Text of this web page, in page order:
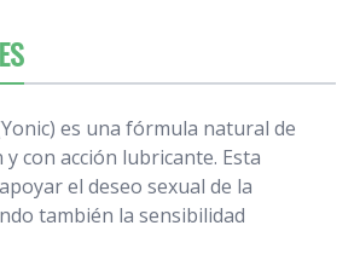
es una fórmula natural de
con acción lubricante. Esta
el deseo sexual de la
también la sensibilidad